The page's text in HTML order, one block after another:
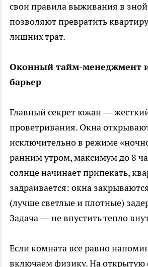
свои правила выживания в
позволяют превратить
лишних трат.
Оконный тайм-менеджмент
барьер
Главный секрет южан —
проветривания. Окна
исключительно в режиме
ранним утром, максимум до 8
солнце начинает припекать,
задраивается: окна
(лучше светлые и плотные)
Задача — не впустить тепло
Если комната все равно
включаем физику. На открытую